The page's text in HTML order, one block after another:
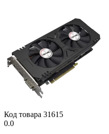
Код товара 31615
0.0